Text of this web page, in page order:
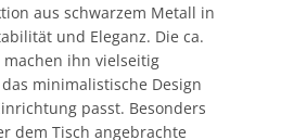
aus schwarzem Metall in
und Eleganz. Die ca.
machen ihn vielseitig
minimalistische Design
passt. Besonders
dem Tisch angebrachte